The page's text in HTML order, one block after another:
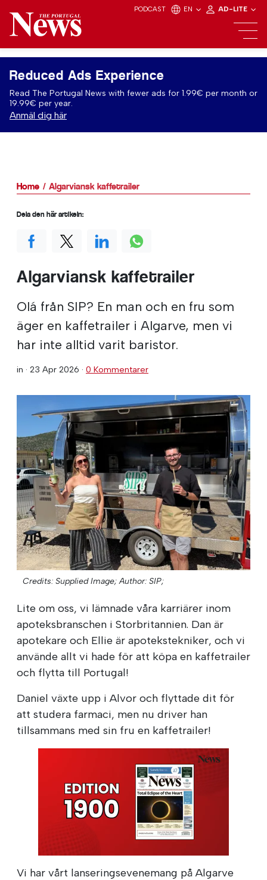
PODCAST EN AD-LITE
Reduced Ads Experience
Read The Portugal News with fewer ads for 1.99€ per month or
19.99€ per year.
Anmäl dig här
Home Algarviansk kaffetrailer
Algarviansk kaffetrailer
Olá från SIP? En man och en fru som
äger en kaffetrailer i Algarve, men vi
har inte alltid varit baristor.
in · 23 Apr 2026 · 0 Kommentarer
Credits: Supplied Image; Author: SIP;
Lite om oss, vi lämnade våra karriärer inom
apoteksbranschen i Storbritannien. Dan är
apotekare och Ellie är apotekstekniker, och vi
använde allt vi hade för att köpa en kaffetrailer
och flytta till Portugal!
Daniel växte upp i Alvor och flyttade dit för
att studera farmaci, men nu driver han
tillsammans med sin fru en kaffetrailer!
Vi har vårt lanseringsevenemang på Algarve
Dela den här artikeln: